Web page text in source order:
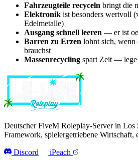
Fahrzeugteile recyceln bringt die
Elektronik ist besonders wertvoll
Edelmetalle)
Ausgang schnell leeren — er ist
Barren zu Erzen lohnt sich, wenn
brauchst
Massenrecycling spart Zeit — lege
Deutscher FiveM Roleplay-Server in Los
Framework, spielergetriebene Wirtschaft,
Discord iPeach